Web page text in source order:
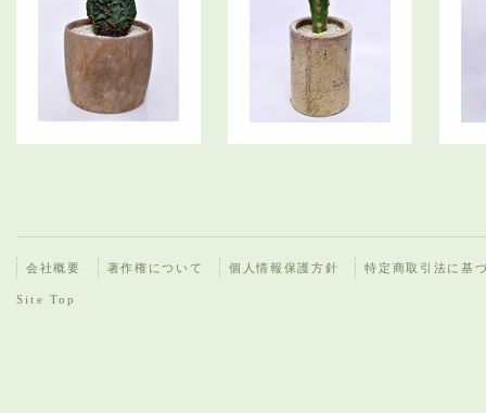
会社概要 著作権について 個人情報保護方針 特定商取引法に基
Site Top